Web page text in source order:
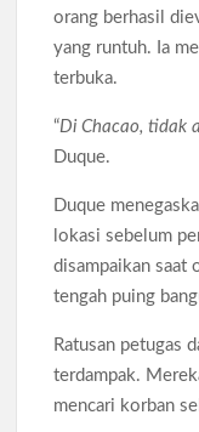
orang berhasil
yang runtuh. Ia
terbuka.
“Di Chacao, tidak
Duque.
Duque
lokasi sebelum
disampaikan saat
tengah puing
Ratusan petugas
terdampak.
mencari korban